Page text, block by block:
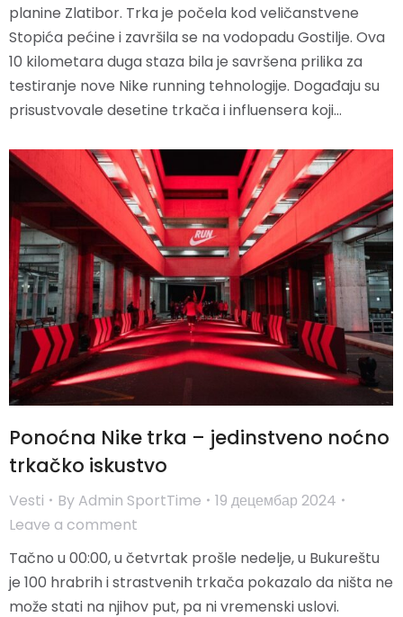
planine Zlatibor. Trka je počela kod veličanstvene
Stopića pećine i završila se na vodopadu Gostilje. Ova
10 kilometara duga staza bila je savršena prilika za
testiranje nove Nike running tehnologije. Događaju su
prisustvovale desetine trkača i influensera koji…
Ponoćna Nike trka – jedinstveno noćno
trkačko iskustvo
Vesti By Admin SportTime
19 децембар 2024
Leave a comment
Tačno u 00:00, u četvrtak prošle nedelje, u Bukureštu
je 100 hrabrih i strastvenih trkača pokazalo da ništa ne
može stati na njihov put, pa ni vremenski uslovi.